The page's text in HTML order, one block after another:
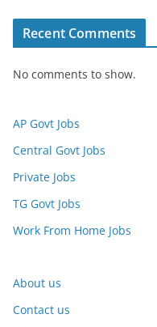
Recent Comments
No comments to show.
AP Govt Jobs
Central Govt Jobs
Private Jobs
TG Govt Jobs
Work From Home Jobs
About us
Contact us